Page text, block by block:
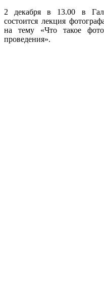
2 декабря в 13.00 в
состоится лекция
на тему «Что такое
проведения».